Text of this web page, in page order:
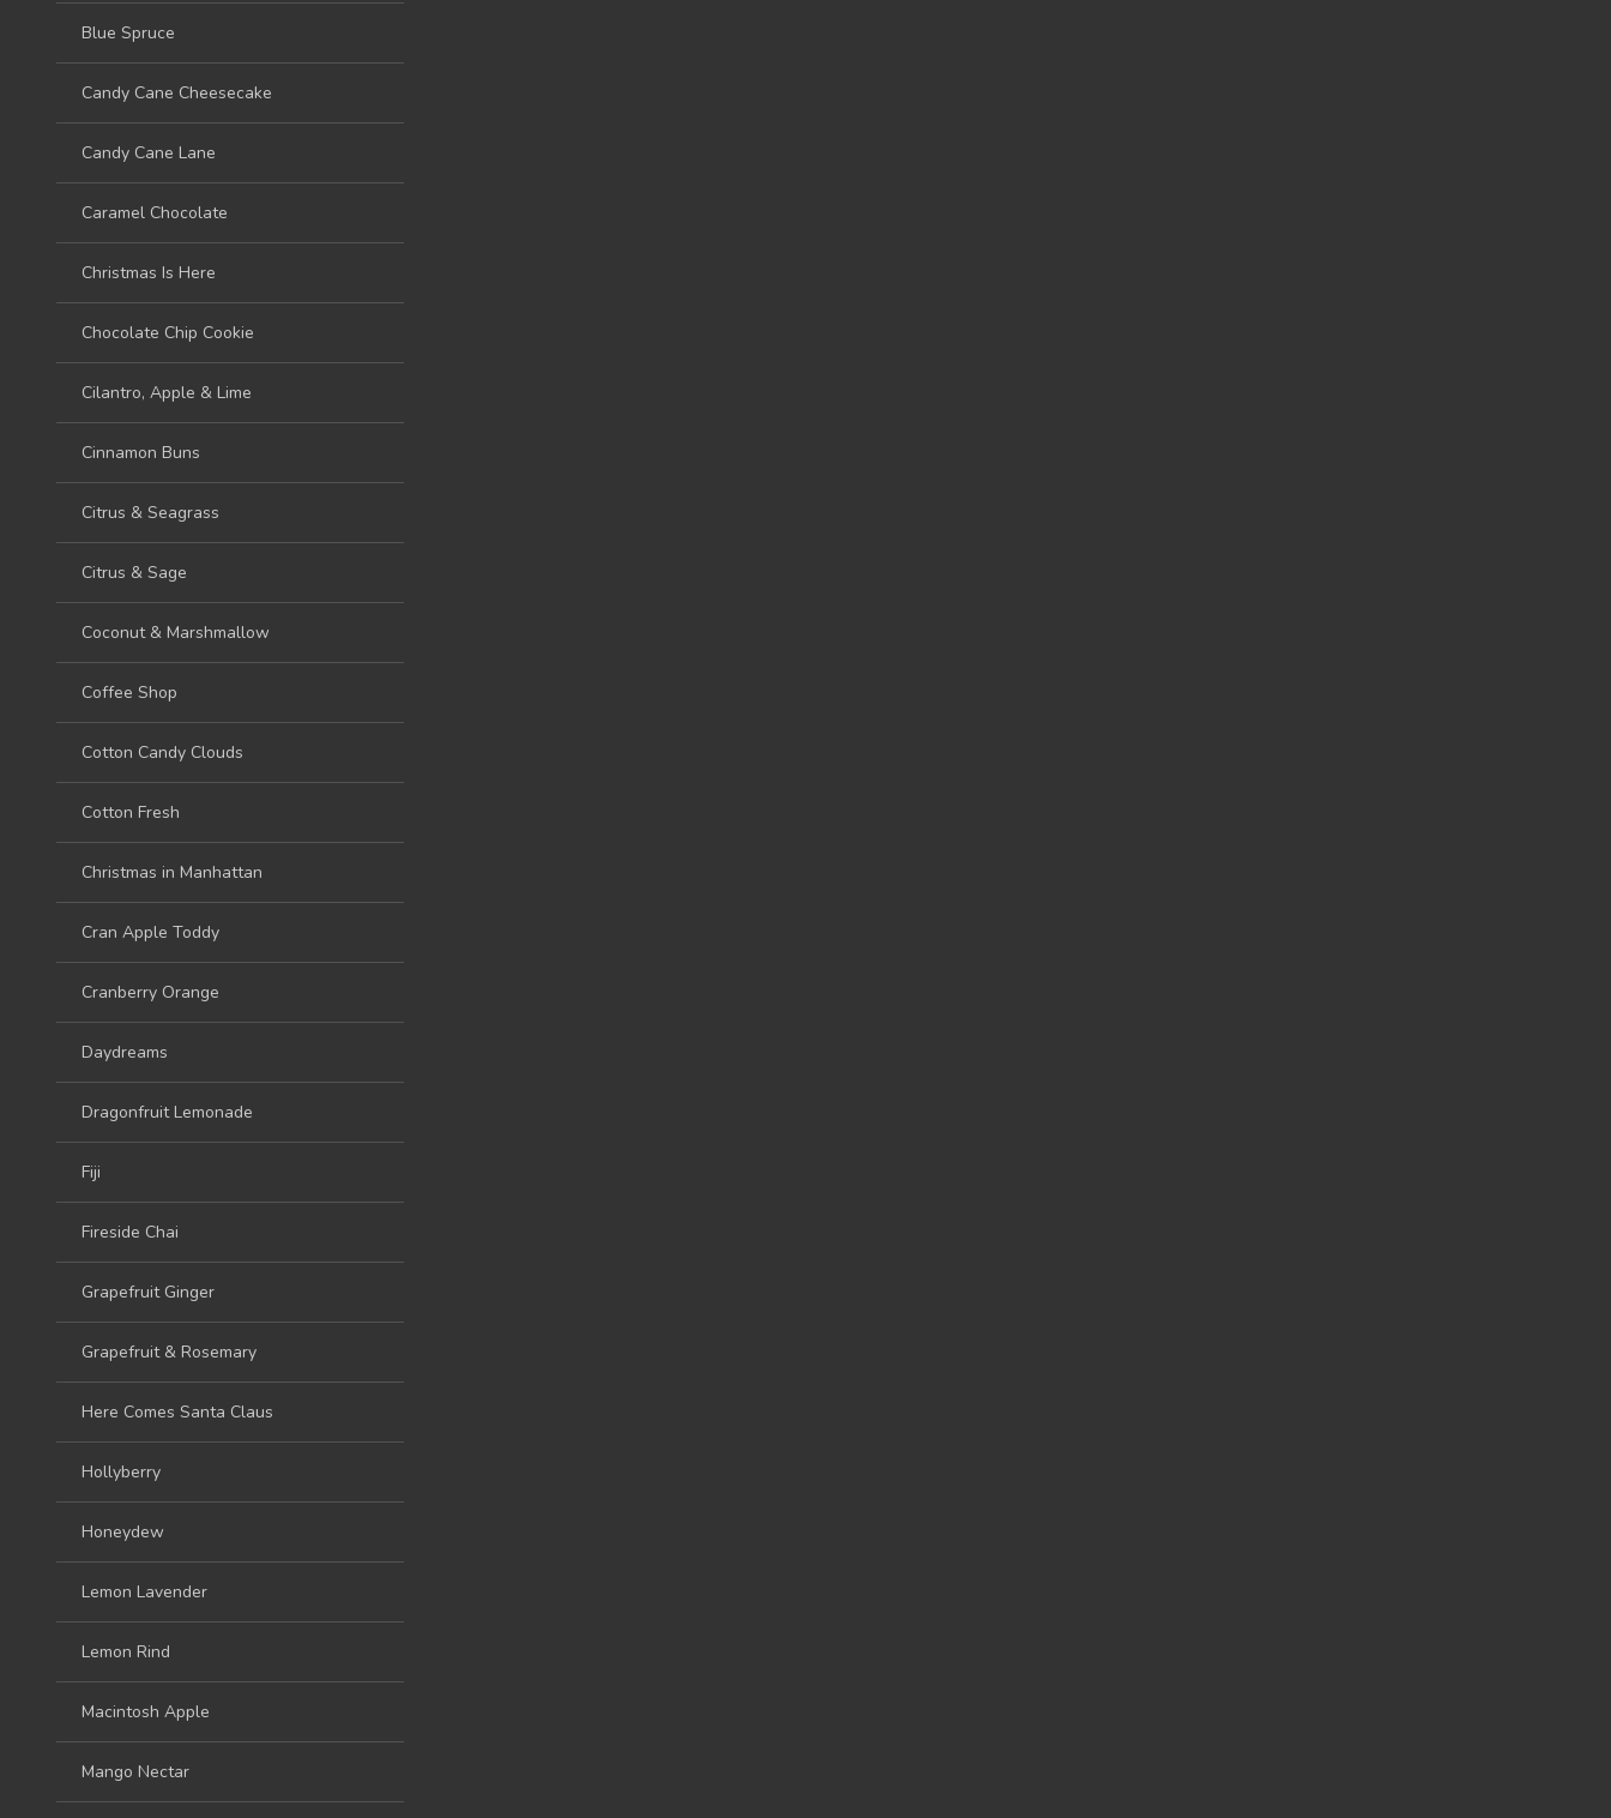
Blue Spruce
Candy Cane Cheesecake
Candy Cane Lane
Caramel Chocolate
Christmas Is Here
Chocolate Chip Cookie
Cilantro, Apple & Lime
Cinnamon Buns
Citrus & Seagrass
Citrus & Sage
Coconut & Marshmallow
Coffee Shop
Cotton Candy Clouds
Cotton Fresh
Christmas in Manhattan
Cran Apple Toddy
Cranberry Orange
Daydreams
Dragonfruit Lemonade
Fiji
Fireside Chai
Grapefruit Ginger
Grapefruit & Rosemary
Here Comes Santa Claus
Hollyberry
Honeydew
Lemon Lavender
Lemon Rind
Macintosh Apple
Mango Nectar